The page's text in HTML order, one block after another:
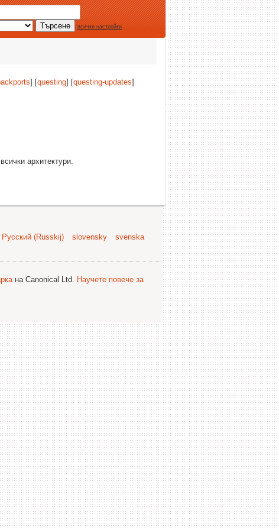
всички настройки
] [questing] [questing-updates]
архитектури.
Русский (Russkij) slovensky
svenska
на Canonical Ltd. Научете повече за